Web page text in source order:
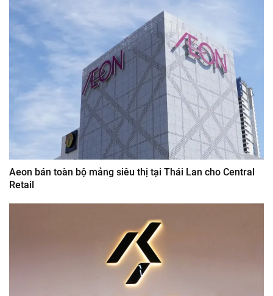
Aeon bán toàn bộ mảng siêu thị tại Thái Lan cho Central
Retail